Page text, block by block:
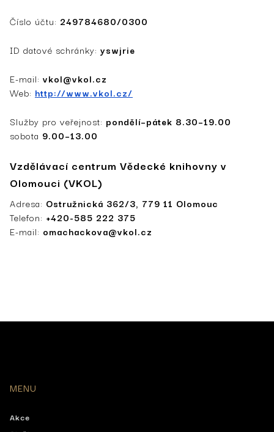
Číslo účtu: 249784680/0300
ID datové schránky­­: yswjrie
E-mail: vkol@vkol.cz
Web: http://www.vkol.cz/
Služby pro veřejnost: pondělí–pátek 8.30–19.00
sobota 9.00–13.00
Vzdělávací centrum Vědecké knihovny v
Olomouci (VKOL)
Adresa: Ostružnická 362/3, 779 11 Olomouc
Telefon: +420-585 222 375
E-mail: omachackova@vkol.cz
MENU
Akce